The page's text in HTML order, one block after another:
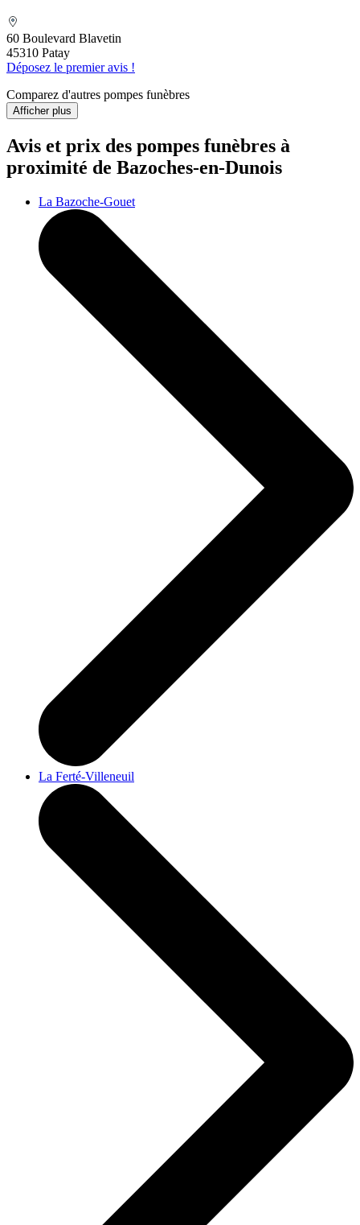
60 Boulevard Blavetin
45310 Patay
Déposez le premier avis !
Comparez d'autres pompes funèbres
Afficher plus
Avis et prix des pompes funèbres à
proximité de Bazoches-en-Dunois
La Bazoche-Gouet
La Ferté-Villeneuil